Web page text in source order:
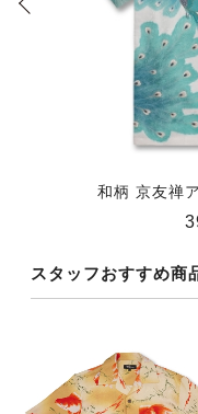
和柄 京友禅
スタッフおすすめ商